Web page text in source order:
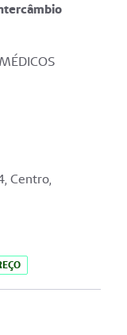
Centro,